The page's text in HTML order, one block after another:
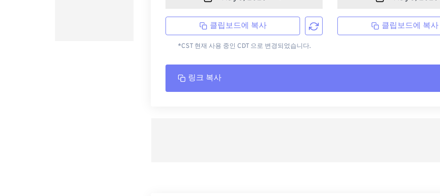
클립보드에 복사
*CST 현재 사용 중인 CDT 으로 변경되었습니다.
클립보드에 복사
링크 복사